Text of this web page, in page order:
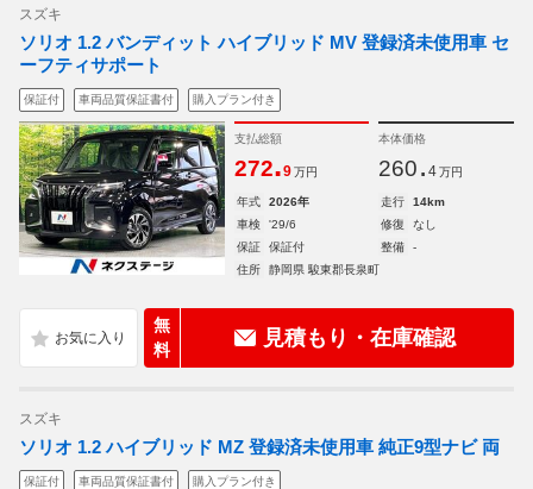
スズキ
ソリオ 1.2 バンディット ハイブリッド MV 登録済未使用車 セ
ーフティサポート
保証付 車両品質保証書付 購入プラン付き
支払総額
272.9 万円
本体価格
260. 4 万円
年式 2026年 走行
14km
車検
'29/6 修復
なし
保証
保証付 整備
-
住所
静岡県 駿東郡長泉町
無
料
見積もり・在庫確認
スズキ
ソリオ 1.2 ハイブリッド MZ 登録済未使用車 純正9型ナビ 両
保証付 車両品質保証書付 購入プラン付き